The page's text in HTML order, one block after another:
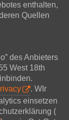
enthalten,
Quellen
des Anbieters
West 18th
. WIr
einsetzen
(